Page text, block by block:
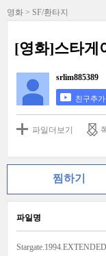
영화 > SF/환타지
[영화]스타게
srlim885389
친구추가
파일더보기
찜하기
파일명